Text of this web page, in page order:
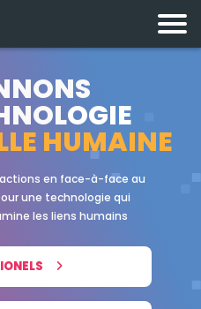
OGIE
HUMAINE
en face-à-face au
une technologie qui
les liens humains